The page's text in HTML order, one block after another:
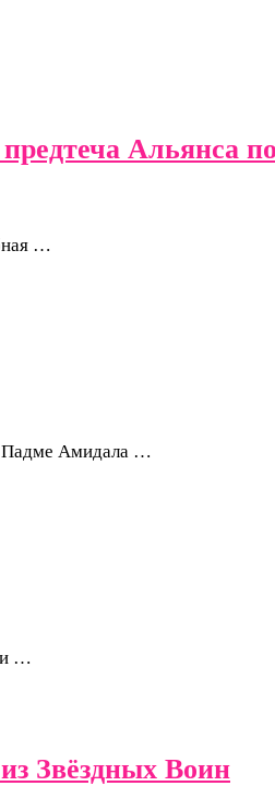
Альянса
…
Падме Амидала …
…
Звёздных Воин